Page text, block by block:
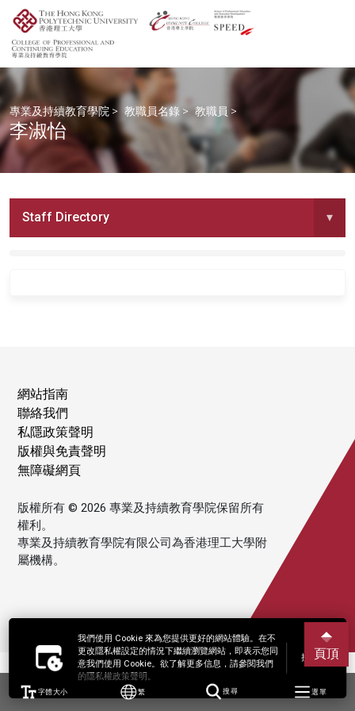
我們使用 Cookie 來為您提供更好的網站體驗。在不
更改隱私權設定的情況下繼續瀏覽網站，即表示您同
意我們使用 Cookie。欲了解更多信息，請參閱我們
的隱私權政策聲明。
接受
字體大小 繁 搜尋 選單
專業及持續教育學院 > 教職員名錄 > 教職員 >
李淑怡
Staff Directory ▾
網站指南
聯絡我們
私隱政策聲明
版權與免責聲明
無障礙網頁
版權所有 © 2026 專業及持續教育學院保留所有
權利。
專業及持續教育學院有限公司為香港理工大學附
屬機構。
頁頂